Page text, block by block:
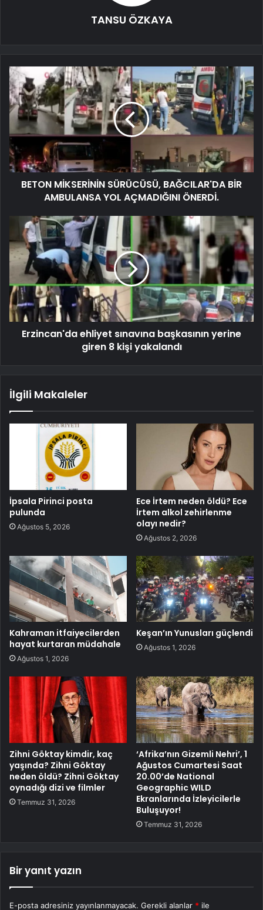
TANSU ÖZKAYA
BETON MİKSERİNİN SÜRÜCÜSÜ, BAĞCILAR'DA BİR
AMBULANSA YOL AÇMADIĞINI ÖNERDİ.
Erzincan'da ehliyet sınavına başkasının yerine
giren 8 kişi yakalandı
İlgili Makaleler
İpsala Pirinci posta
pulunda
Ağustos 5, 2026
Ece İrtem neden öldü? Ece
İrtem alkol zehirlenme
olayı nedir?
Ağustos 2, 2026
Kahraman itfaiyecilerden
hayat kurtaran müdahale
Ağustos 1, 2026
Keşan’ın Yunusları güçlendi
Ağustos 1, 2026
Zihni Göktay kimdir, kaç
yaşında? Zihni Göktay
neden öldü? Zihni Göktay
oynadığı dizi ve filmler
Temmuz 31, 2026
‘Afrika’nın Gizemli Nehri’, 1
Ağustos Cumartesi Saat
20.00’de National
Geographic WILD
Ekranlarında İzleyicilerle
Buluşuyor!
Temmuz 31, 2026
Bir yanıt yazın
E-posta adresiniz yayınlanmayacak. Gerekli alanlar * ile